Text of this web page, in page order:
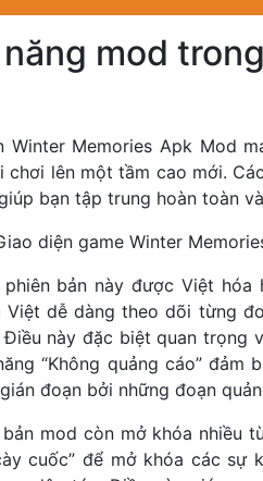
mod
Winter Memories Apk Mod
chơi lên một tầm cao mới.
bạn tập trung hoàn toàn
diện game Winter
bản này được Việt hóa
Việt dễ dàng theo dõi từng
Điều này đặc biệt quan trọng
“Không quảng cáo”
đoạn bởi những đoạn
bản mod còn mở khóa nhiều
cuốc” để mở khóa các sự